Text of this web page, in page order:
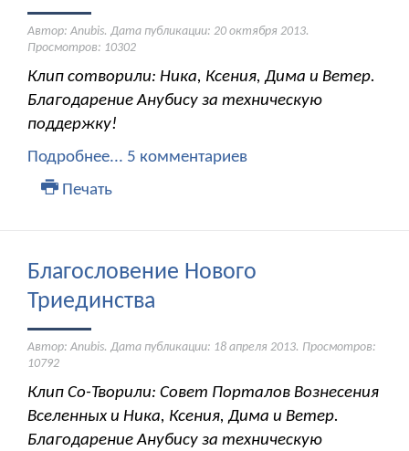
Автор: Anubis. Дата публикации: 20 октября 2013.
Просмотров: 10302
Клип сотворили: Ника, Ксения, Дима и Ветер.
Благодарение Анубису за техническую
поддержку!
Подробнее... 5 комментариев
Печать
Благословение Нового
Триединства
Автор: Anubis. Дата публикации: 18 апреля 2013. Просмотров:
10792
Клип Со-Творили: Совет Порталов Вознесения
Вселенных и Ника, Ксения, Дима и Ветер.
Благодарение Анубису за техническую